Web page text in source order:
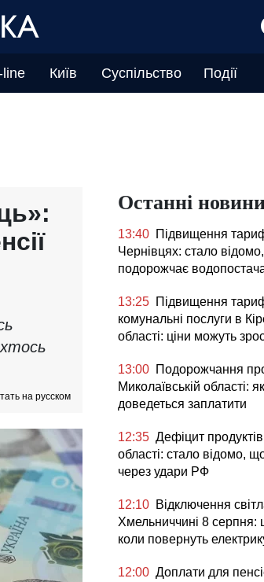
line Київ Суспільство Події
на русском
Останні
13:40 Підвищення
Чернівцях: стало відомо,
подорожчає
13:25 Підвищення
комунальні послуги в
області: ціни можуть
13:00 Подорожчання
Миколаївській області:
доведеться заплатити
12:35 Дефіцит
області: стало відомо,
через удари РФ
12:10 Відключення
Хмельниччині 8 серпня:
коли повернуть
12:00 Доплати для